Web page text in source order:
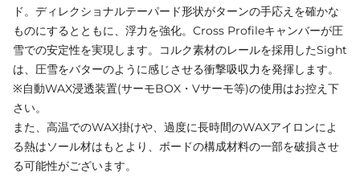
ド。ディレクショナルテーパード形状がターンの手応えを確かな
ものにするとともに、浮力を強化。Cross Profileキャンバーが圧
雪での安定性を実現します。コルク素材のレールを採用したSight
は、圧雪をバターのように感じさせる衝撃吸収力を発揮します。
※自動WAX浸透装置(サーモBOX・Vサーモ等)の使用はお控え下
さい。
また、高温でのWAX掛けや、過度に長時間のWAXアイロンによ
る熱はソール材はもとより、ボードの構成材料の一部を破損させ
る可能性がございます。